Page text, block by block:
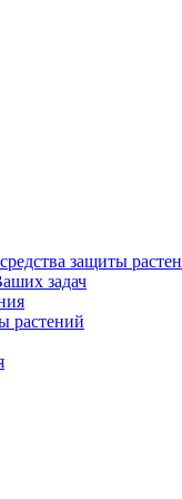
защиты
задач
растений